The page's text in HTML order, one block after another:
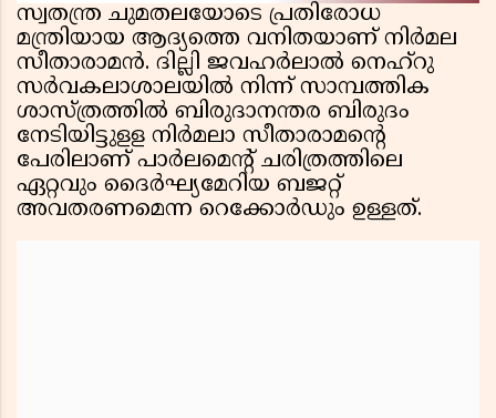
സ്വതന്ത്ര ചുമതലയോടെ പ്രതിരോധ
മന്ത്രിയായ ആദ്യത്തെ വനിതയാണ് നിര്‍മല
സീതാരാമന്‍. ദില്ലി ജവഹര്‍ലാല്‍ നെഹ്‌റു
സര്‍വകലാശാലയില്‍ നിന്ന് സാമ്പത്തിക
ശാസ്ത്രത്തില്‍ ബിരുദാനന്തര ബിരുദം
നേടിയിട്ടുളള നിര്‍മലാ സീതാരാമന്റെ
പേരിലാണ് പാര്‍ലമെന്റ് ചരിത്രത്തിലെ
ഏറ്റവും ദൈര്‍ഘ്യമേറിയ ബജറ്റ്
അവതരണമെന്ന റെക്കോര്‍ഡും ഉള്ളത്.